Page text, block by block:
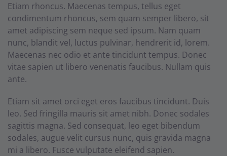
Etiam rhoncus. Maecenas tempus, tellus eget
condimentum rhoncus, sem quam semper libero, sit
amet adipiscing sem neque sed ipsum. Nam quam
nunc, blandit vel, luctus pulvinar, hendrerit id, lorem.
Maecenas nec odio et ante tincidunt tempus. Donec
vitae sapien ut libero venenatis faucibus. Nullam quis
ante.
Etiam sit amet orci eget eros faucibus tincidunt. Duis
leo. Sed fringilla mauris sit amet nibh. Donec sodales
sagittis magna. Sed consequat, leo eget bibendum
sodales, augue velit cursus nunc, quis gravida magna
mi a libero. Fusce vulputate eleifend sapien.